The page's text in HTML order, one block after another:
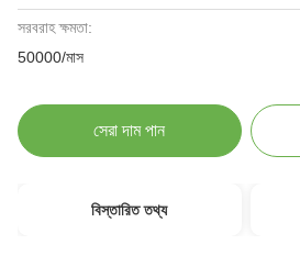
সরবরাহ ক্ষমতা:
50000/মাস
সেরা দাম পান
বিস্তারিত তথ্য